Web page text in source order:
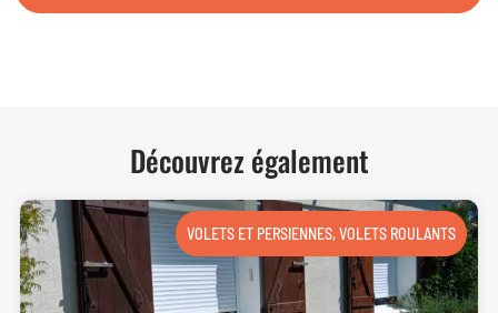
Découvrez également
VOLETS ET PERSIENNES,VOLETS ROULANTS